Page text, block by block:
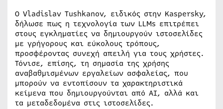
Ο Vladislav Tushkanov, ειδικός στην Kaspersky,
δήλωσε πως η τεχνολογία των LLMs επιτρέπει
στους εγκληματίες να δημιουργούν ιστοσελίδες
με γρήγορους και εύκολους τρόπους,
προσφέροντας συνεχή απειλή για τους χρήστες.
Τόνισε, επίσης, τη σημασία της χρήσης
αναβαθμισμένων εργαλείων ασφαλείας, που
μπορούν να εντοπίσουν τα χαρακτηριστικά
κείμενα που δημιουργούνται από AI, αλλά και
τα μεταδεδομένα στις ιστοσελίδες.